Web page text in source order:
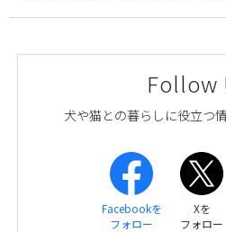
Follow
犬や猫との暮らしに役立つ
Facebookを
フォロー
Xを
フォロー